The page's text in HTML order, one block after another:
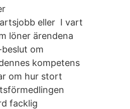
eller I vart
löner ärendena
om
kompetens
om hur stort
facklig